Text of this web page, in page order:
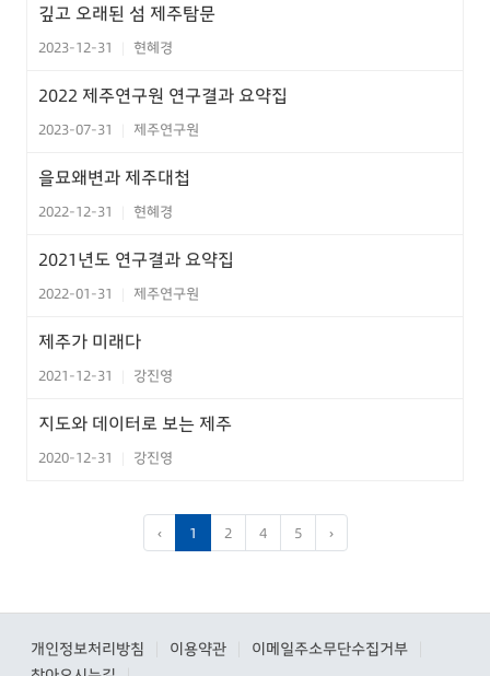
깊고 오래된 섬 제주탐문
2023-12-31 현혜경
2022 제주연구원 연구결과 요약집
2023-07-31 제주연구원
을묘왜변과 제주대첩
2022-12-31 현혜경
2021년도 연구결과 요약집
2022-01-31 제주연구원
제주가 미래다
2021-12-31 강진영
지도와 데이터로 보는 제주
2020-12-31 강진영
‹ 1 2 4 5 ›
개인정보처리방침 이용약관 이메일주소무단수집거부